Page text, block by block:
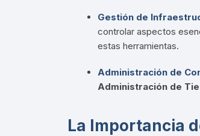
Gestión de
controlar aspectos
estas herramientas.
Administración de
Administración de
La Importancia